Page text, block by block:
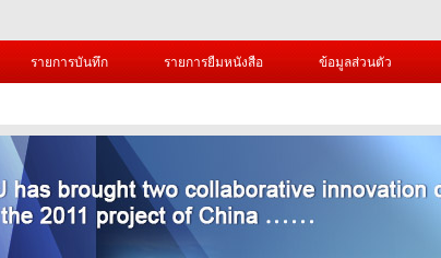
รายการบันทึก รายการยืมหนังสือ ข้อมูลส่วนตัว